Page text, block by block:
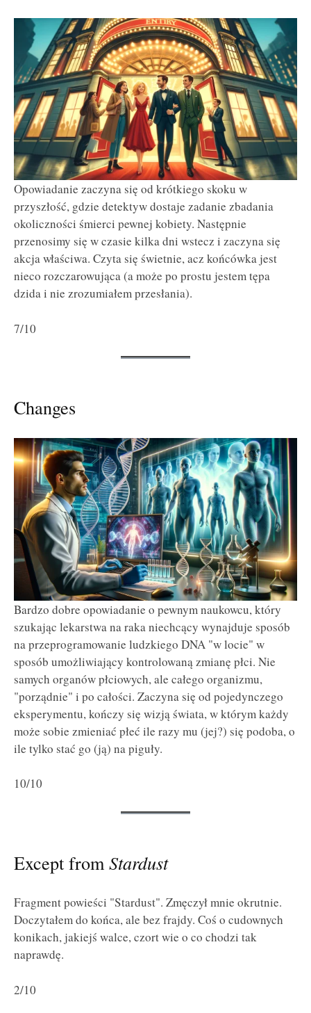
Opowiadanie zaczyna się od krótkiego skoku w
przyszłość, gdzie detektyw dostaje zadanie zbadania
okoliczności śmierci pewnej kobiety. Następnie
przenosimy się w czasie kilka dni wstecz i zaczyna się
akcja właściwa. Czyta się świetnie, acz końcówka jest
nieco rozczarowująca (a może po prostu jestem tępa
dzida i nie zrozumiałem przesłania).
7/10
Changes
Bardzo dobre opowiadanie o pewnym naukowcu, który
szukając lekarstwa na raka niechcący wynajduje sposób
na przeprogramowanie ludzkiego DNA "w locie" w
sposób umożliwiający kontrolowaną zmianę płci. Nie
samych organów płciowych, ale całego organizmu,
"porządnie" i po całości. Zaczyna się od pojedynczego
eksperymentu, kończy się wizją świata, w którym każdy
może sobie zmieniać płeć ile razy mu (jej?) się podoba, o
ile tylko stać go (ją) na piguły.
10/10
Except from Stardust
Fragment powieści "Stardust". Zmęczył mnie okrutnie.
Doczytałem do końca, ale bez frajdy. Coś o cudownych
konikach, jakiejś walce, czort wie o co chodzi tak
naprawdę.
2/10